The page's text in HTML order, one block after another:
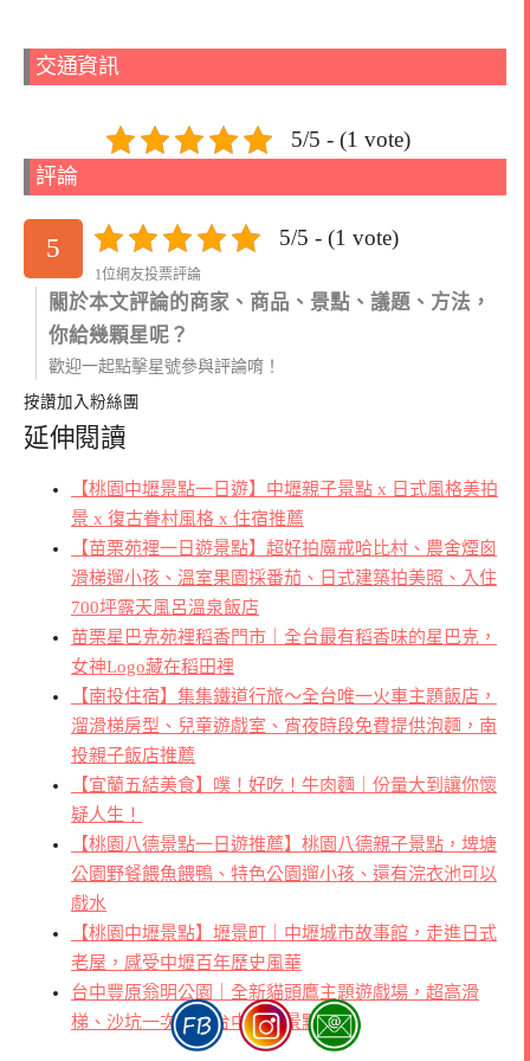
交通資訊
5/5 - (1 vote)
評論
5 5/5 - (1 vote)
1位網友投票評論
關於本文評論的商家、商品、景點、議題、方法，
你給幾顆星呢？
歡迎一起點擊星號參與評論唷！
按讚加入粉絲團
延伸閱讀
【桃園中壢景點一日遊】中壢親子景點 x 日式風格美拍
景 x 復古眷村風格 x 住宿推薦
【苗栗苑裡一日遊景點】超好拍魔戒哈比村、農舍煙囪
滑梯遛小孩、溫室果園採番茄、日式建築拍美照、入住
700坪露天風呂溫泉飯店
苗栗星巴克苑裡稻香門市｜全台最有稻香味的星巴克，
女神Logo藏在稻田裡
【南投住宿】集集鐵道行旅～全台唯一火車主題飯店，
溜滑梯房型、兒童遊戲室、宵夜時段免費提供泡麵，南
投親子飯店推薦
【宜蘭五結美食】噗！好吃！牛肉麵｜份量大到讓你懷
疑人生！
【桃園八德景點一日遊推薦】桃園八德親子景點，埤塘
公園野餐餵魚餵鴨、特色公園遛小孩、還有浣衣池可以
戲水
【桃園中壢景點】壢景町｜中壢城市故事館，走進日式
老屋，感受中壢百年歷史風華
台中豐原翁明公園｜全新貓頭鷹主題遊戲場，超高滑
梯、沙坑一次玩，台中親子景點